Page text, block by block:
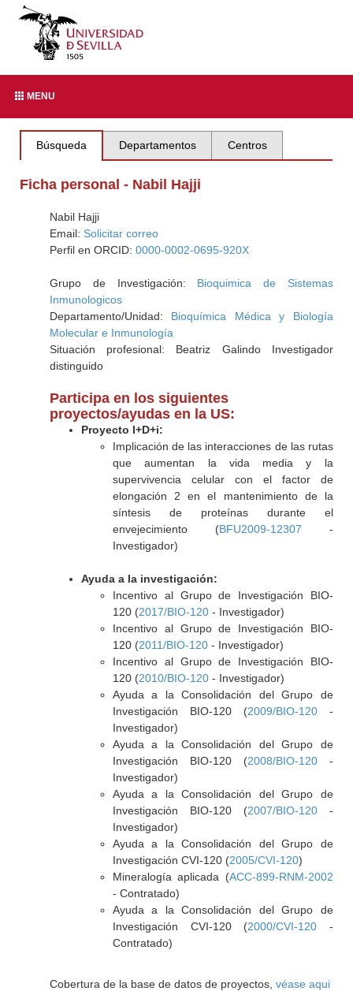
MENU
Búsqueda Departamentos Centros
Ficha personal - Nabil Hajji
Nabil Hajji
Email: Solicitar correo
Perfil en ORCID: 0000-0002-0695-920X
Grupo de Investigación: Bioquimica de Sistemas
Inmunologicos
Departamento/Unidad: Bioquímica Médica y Biología
Molecular e Inmunología
Situación profesional: Beatriz Galindo Investigador
distinguido
Participa en los siguientes
proyectos/ayudas en la US:
Proyecto I+D+i:
Implicación de las interacciones de las rutas
que aumentan la vida media y la
supervivencia celular con el factor de
elongación 2 en el mantenimiento de la
síntesis de proteínas durante el
envejecimiento (BFU2009-12307 -
Investigador)
Ayuda a la investigación:
Incentivo al Grupo de Investigación BIO-
120 (2017/BIO-120- Investigador)
Incentivo al Grupo de Investigación BIO-
120 (2011/BIO-120- Investigador)
Incentivo al Grupo de Investigación BIO-
120 (2010/BIO-120- Investigador)
Ayuda a la Consolidación del Grupo de
Investigación BIO-120 (2009/BIO-120-
Investigador)
Ayuda a la Consolidación del Grupo de
Investigación BIO-120 (2008/BIO-120-
Investigador)
Ayuda a la Consolidación del Grupo de
Investigación BIO-120 (2007/BIO-120-
Investigador)
Ayuda a la Consolidación del Grupo de
Investigación CVI-120 (2005/CVI-120)
Mineralogía aplicada (ACC-899-RNM-2002
- Contratado)
Ayuda a la Consolidación del Grupo de
Investigación CVI-120 (2000/CVI-120 -
Contratado)
Cobertura de la base de datos de proyectos, véase aqui